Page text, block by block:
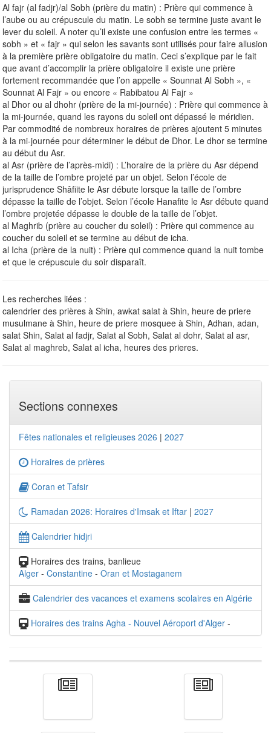
Al fajr (al fadjr)/al Sobh (prière du matin) : Prière qui commence à
l’aube ou au crépuscule du matin. Le sobh se termine juste avant le
lever du soleil. A noter qu’il existe une confusion entre les termes «
sobh » et « fajr » qui selon les savants sont utilisés pour faire allusion
à la première prière obligatoire du matin. Ceci s’explique par le fait
que avant d’accomplir la prière obligatoire il existe une prière
fortement recommandée que l’on appelle « Sounnat Al Sobh », «
Sounnat Al Fajr » ou encore « Rabibatou Al Fajr »
al Dhor ou al dhohr (prière de la mi-journée) : Prière qui commence à
la mi-journée, quand les rayons du soleil ont dépassé le méridien.
Par commodité de nombreux horaires de prières ajoutent 5 minutes
à la mi-journée pour déterminer le début de Dhor. Le dhor se termine
au début du Asr.
al Asr (prière de l’après-midi) : L’horaire de la prière du Asr dépend
de la taille de l’ombre projeté par un objet. Selon l’école de
jurisprudence Shâfiite le Asr débute lorsque la taille de l’ombre
dépasse la taille de l’objet. Selon l’école Hanafite le Asr débute quand
l’ombre projetée dépasse le double de la taille de l’objet.
al Maghrib (prière au coucher du soleil) : Prière qui commence au
coucher du soleil et se termine au début de icha.
al Icha (prière de la nuit) : Prière qui commence quand la nuit tombe
et que le crépuscule du soir disparaît.
Les recherches liées :
calendrier des prières à Shin, awkat salat à Shin, heure de priere
musulmane à Shin, heure de priere mosquee à Shin, Adhan, adan,
salat Shin, Salat al fadjr, Salat al Sobh, Salat al dohr, Salat al asr,
Salat al maghreb, Salat al icha, heures des prieres.
Sections connexes
Fêtes nationales et religieuses 2026 | 2027
Horaires de prières
Coran et Tafsir
Ramadan 2026: Horaires d'Imsak et Iftar | 2027
Calendrier hidjri
Horaires des trains, banlieue
Alger - Constantine - Oran et Mostaganem
Calendrier des vacances et examens scolaires en Algérie
Horaires des trains Agha - Nouvel Aéroport d'Alger -